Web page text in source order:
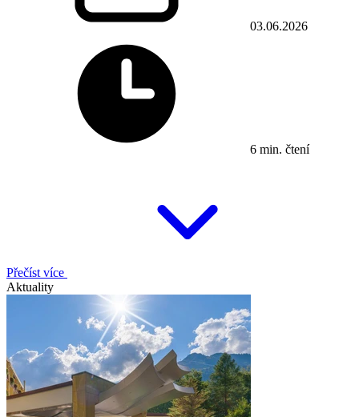
03.06.2026
6 min. čtení
Přečíst více
Aktuality